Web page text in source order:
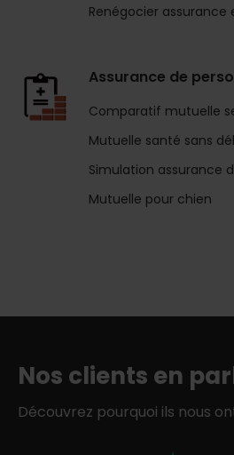
Renégocier
Assurance de
Comparatif mutuelle
Mutuelle santé sans
Simulation assurance
Mutuelle pour chien
Nos clients en
Découvrez pourquoi ils nous